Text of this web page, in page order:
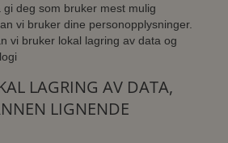
deg som bruker mest mulig
vi bruker dine personopplysninger.
vi bruker lokal lagring av data og
LAGRING AV DATA,
LIGNENDE